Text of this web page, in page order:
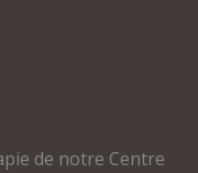
de notre Centre